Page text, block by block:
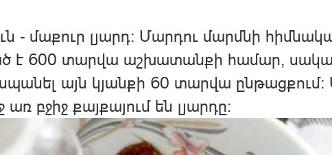
- մաքուր լյարդ: Մարդու մարմնի
է 600 տարվա աշխատանքի համար,
այն կյանքի 60 տարվա ընթացքում։
առ բջիջ քայքայում են լյարդը։